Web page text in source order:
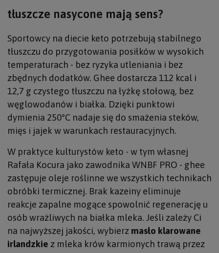
tłuszcze nasycone mają sens?
Sportowcy na diecie keto potrzebują stabilnego
tłuszczu do przygotowania posiłków w wysokich
temperaturach - bez ryzyka utleniania i bez
zbędnych dodatków. Ghee dostarcza 112 kcal i
12,7 g czystego tłuszczu na łyżkę stołową, bez
węglowodanów i białka. Dzięki punktowi
dymienia 250°C nadaje się do smażenia steków,
mięs i jajek w warunkach restauracyjnych.
W praktyce kulturystów keto - w tym własnej
Rafała Kocura jako zawodnika WNBF PRO - ghee
zastępuje oleje roślinne we wszystkich technikach
obróbki termicznej. Brak kazeiny eliminuje
reakcje zapalne mogące spowolnić regenerację u
osób wrażliwych na białka mleka. Jeśli zależy Ci
na najwyższej jakości, wybierz masło klarowane
irlandzkie z mleka krów karmionych trawą przez